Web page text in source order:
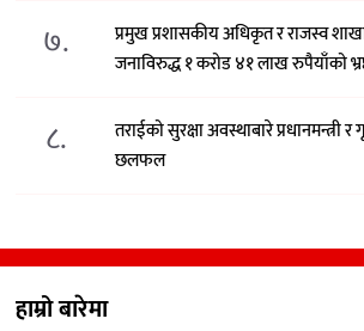
७.
प्रमुख प्रशासकीय अधिकृत र राजस्व
जनाविरुद्ध १ करोड ४१ लाख रुपैयाँको
८.
तराईको सुरक्षा अवस्थाबारे प्रधानमन्त्री
छलफल
हाम्रो बारेमा